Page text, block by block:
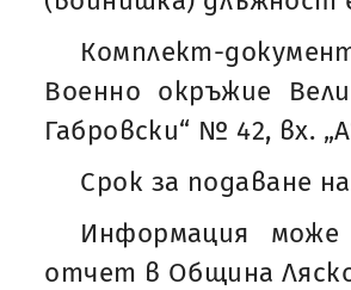
Комплект-
Военно окръжие
Габровски“ № 42, вх.
Срок за подаване
Информация
отчет в Община